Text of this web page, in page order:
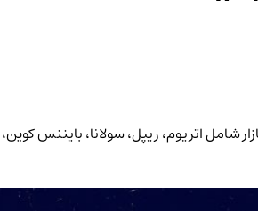
24 ساعته و حجم معاملات 6 رمز ارز برتر بازار شامل